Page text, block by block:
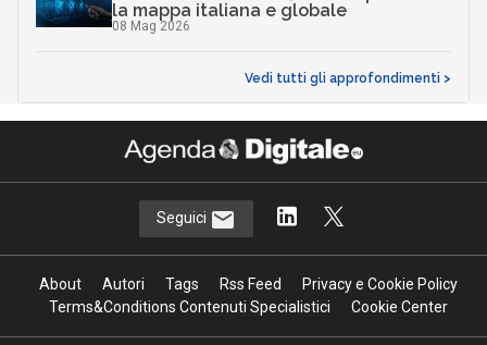
la mappa italiana e globale
08 Mag 2026
Vedi tutti gli approfondimenti >
Seguici
About Autori Tags Rss Feed
Privacy e Cookie Policy
Terms&Conditions Contenuti Specialistici
Cookie Center